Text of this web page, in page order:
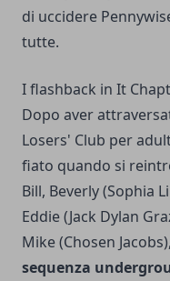
di uccidere
tutte.
I flashback in It
Dopo aver
Losers' Club per
fiato quando si
Bill, Beverly (Sophia
Eddie (Jack Dylan
Mike (Chosen
sequenza